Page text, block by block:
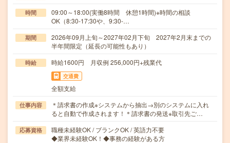
時間
09:00～18:00(実働8時間 休憩1時間)※時間の相談
OK（8:30‐17:30や、9:30-…
期間
2026年09月上旬～2027年02月下旬 2027年2月末までの
半年間限定（延長の可能性もあり）
時給 時給1600円 月収例 256,000円+残業代
交通費
全額支給
仕事内容
＊請求書の作成※システムから抽出→別のシステムに入れ
ると自動で作成されます！＊請求書の発送※取引先ご…
応募資格
職種未経験OK / ブランクOK / 英語力不要
◆業界未経験OK！◆事務の経験がある方